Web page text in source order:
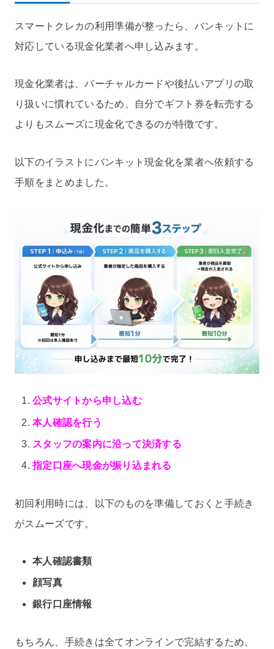
スマートクレカの利用準備が整ったら、バンキットに
対応している現金化業者へ申し込みます。
現金化業者は、バーチャルカードや後払いアプリの取
り扱いに慣れているため、自分でギフト券を転売する
よりもスムーズに現金化できるのが特徴です。
以下のイラストにバンキット現金化を業者へ依頼する
手順をまとめました。
公式サイトから申し込む
本人確認を行う
スタッフの案内に沿って決済する
指定口座へ現金が振り込まれる
初回利用時には、以下のものを準備しておくと手続き
がスムーズです。
本人確認書類
顔写真
銀行口座情報
もちろん、手続きは全てオンラインで完結するため、